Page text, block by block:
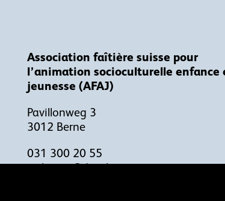
Association faîtière suisse pour
l’animation socioculturelle enfance
jeunesse (AFAJ)
Pavillonweg 3
3012 Berne
031 300 20 55
welcome@doj.ch